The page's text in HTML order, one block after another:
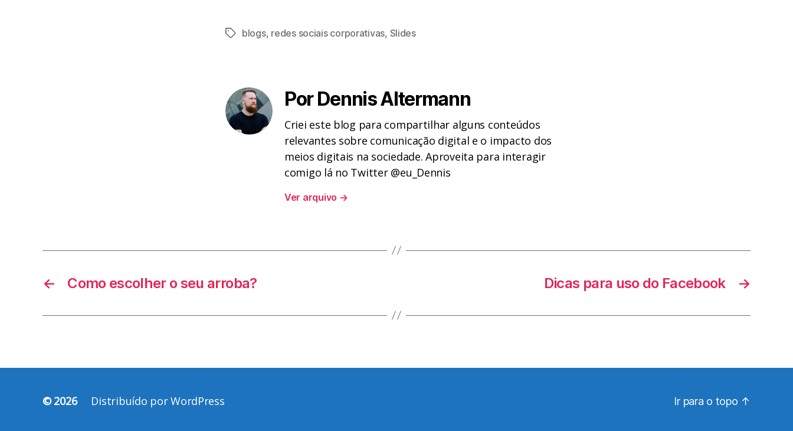
Tagsblogs, redes sociais corporativas, Slides
Por Dennis Altermann
Criei este blog para compartilhar alguns conteúdos
relevantes sobre comunicação digital e o impacto dos
meios digitais na sociedade. Aproveita para interagir
comigo lá no Twitter @eu_Dennis
Ver arquivo →
← Como escolher o seu arroba? →
Dicas para uso do Facebook
© 2026 Distribuído por WordPress Ir para o topo ↑